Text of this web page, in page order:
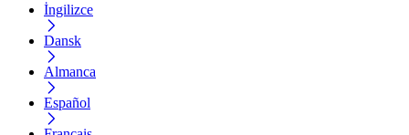
İngilizce
Dansk
Almanca
Español